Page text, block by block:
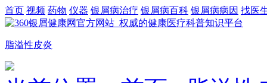
首页 视频 药物 仪器 银屑病治疗 银屑病百科 银屑病病因 找医
脂溢性皮炎